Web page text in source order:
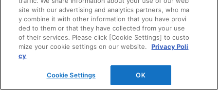
修理・点検
お問い合わせ
site with our advertising and analytics partners, who ma
y combine it with other information that you have provi
ded to them or that they have collected from your use
of their services. Please click [Cookie Settings] to custo
mize your cookie settings on our website.
Privacy Poli
cy
Cookie Settings OK